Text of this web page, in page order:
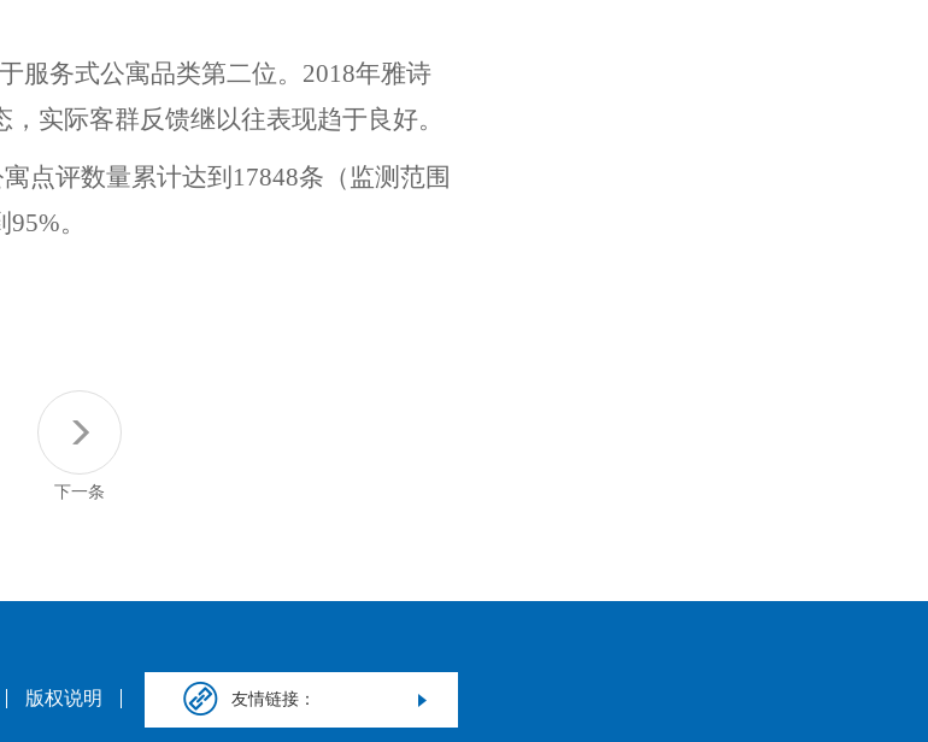
服务式公寓品类第二位。2018年雅诗
实际客群反馈继以往表现趋于良好。
点评数量累计达到17848条（监测范围
。
下一条
版权说明 友情链接：